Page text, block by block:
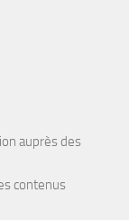
auprès des
contenus